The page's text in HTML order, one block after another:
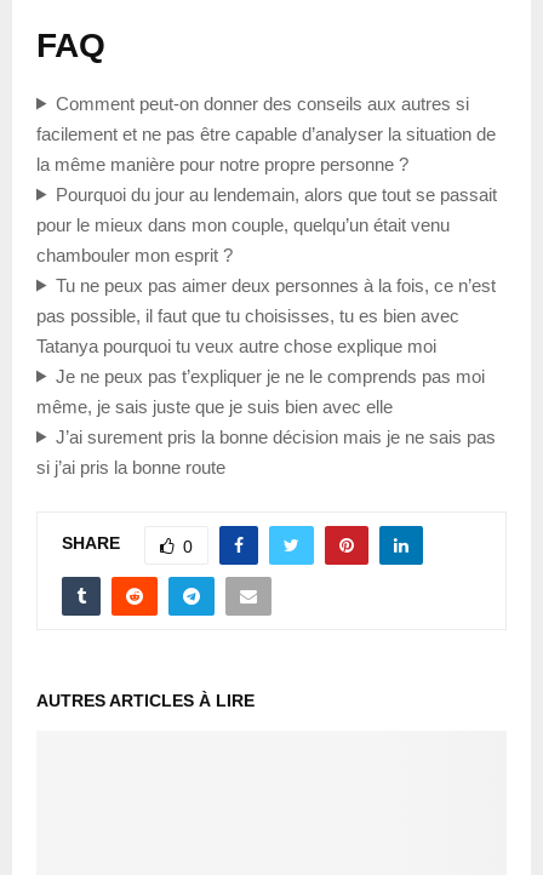
FAQ
Comment peut-on donner des conseils aux autres si
facilement et ne pas être capable d’analyser la situation de
la même manière pour notre propre personne ?
Pourquoi du jour au lendemain, alors que tout se passait
pour le mieux dans mon couple, quelqu’un était venu
chambouler mon esprit ?
Tu ne peux pas aimer deux personnes à la fois, ce n’est
pas possible, il faut que tu choisisses, tu es bien avec
Tatanya pourquoi tu veux autre chose explique moi
Je ne peux pas t’expliquer je ne le comprends pas moi
même, je sais juste que je suis bien avec elle
J’ai surement pris la bonne décision mais je ne sais pas
si j’ai pris la bonne route
SHARE 0
AUTRES ARTICLES À LIRE